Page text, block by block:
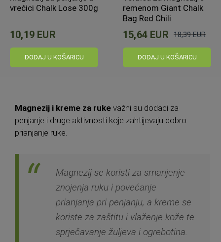
vrećici Chalk Lose 300g
10,19 EUR
DODAJ U KOŠARICU
remenom Giant Chalk
Bag Red Chili
15,64 EUR
cijena
18,39 EUR
DODAJ U KOŠARICU
Magnezij i kreme za ruke važni su dodaci za
penjanje i druge aktivnosti koje zahtijevaju dobro
prianjanje ruke.
Magnezij se koristi za smanjenje
znojenja ruku i povećanje
prianjanja pri penjanju, a kreme se
koriste za zaštitu i vlaženje kože te
sprječavanje žuljeva i ogrebotina.